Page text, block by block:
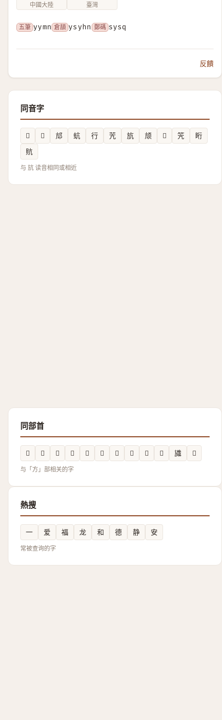
中國大陸 臺灣
五筆 yymn 倉頡 ysyhn 鄭碼 sysq
反饋
同音字
𪗜 𫙤 邟 蚢 行 苀 斻 颃 𧦑 笐
䀪
貥
与 𣃚 读音相同或相近
同部首
𭤬 𪯾 𪯶 𲤅 𬀍 𭤿 𱡸 𬀗 𣄚 𭥆 旘 𣄌
与「方」部相关的字
熱搜
一 爱 福 龙 和 德 静 安
常被查询的字